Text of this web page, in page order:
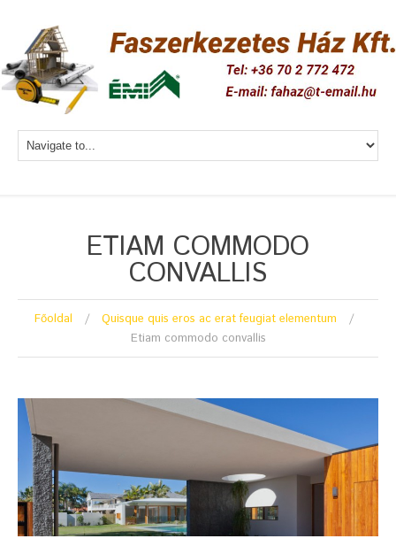
ETIAM COMMODO
CONVALLIS
Főoldal
Quisque quis eros ac erat feugiat elementum
Etiam commodo convallis